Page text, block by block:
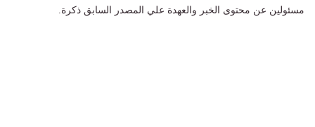
مسئولين عن محتوى الخبر والعهدة علي المصدر السابق ذكرة.